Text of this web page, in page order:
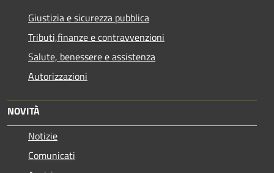
Giustizia e sicurezza pubblica
Tributi,finanze e contravvenzioni
Salute, benessere e assistenza
Autorizzazioni
NOVITÀ
Notizie
Comunicati